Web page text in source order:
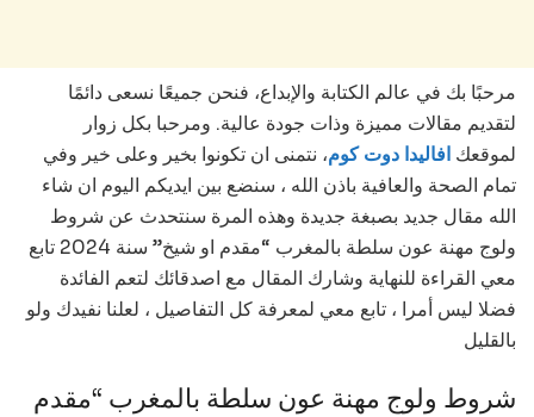
مرحبًا بك في عالم الكتابة والإبداع، فنحن جميعًا نسعى دائمًا
لتقديم مقالات مميزة وذات جودة عالية. ومرحبا بكل زوار
لموقعك افاليدا دوت كوم، نتمنى ان تكونوا بخير وعلى خير وفي
تمام الصحة والعافية باذن الله ، سنضع بين ايديكم اليوم ان شاء
الله مقال جديد بصبغة جديدة وهذه المرة سنتحدث عن شروط
ولوج مهنة عون سلطة بالمغرب “مقدم او شيخ” سنة 2024 تابع
معي القراءة للنهاية وشارك المقال مع اصدقائك لتعم الفائدة
فضلا ليس أمرا ، تابع معي لمعرفة كل التفاصيل ، لعلنا نفيدك ولو
بالقليل
شروط ولوج مهنة عون سلطة بالمغرب “مقدم